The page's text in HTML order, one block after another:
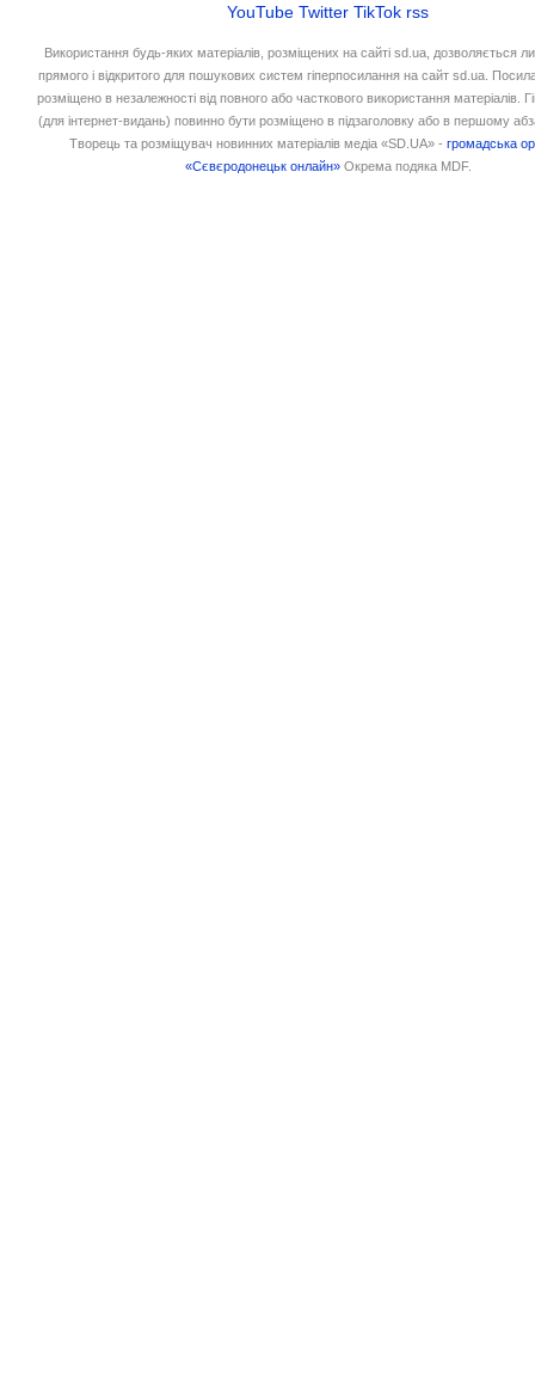
YouTube Twitter TikTok rss
Використання будь-яких матеріалів, розміщених на сайті sd.ua, дозволяється
прямого і відкритого для пошукових систем гіперпосилання на сайт sd.ua.
розміщено в незалежності від повного або часткового використання матеріалів.
(для інтернет-видань) повинно бути розміщено в підзаголовку або в першому
Творець та розміщувач новинних матеріалів медіа «SD.UA» -громадська
«Сєвєродонецьк онлайн» Окрема подяка MDF.